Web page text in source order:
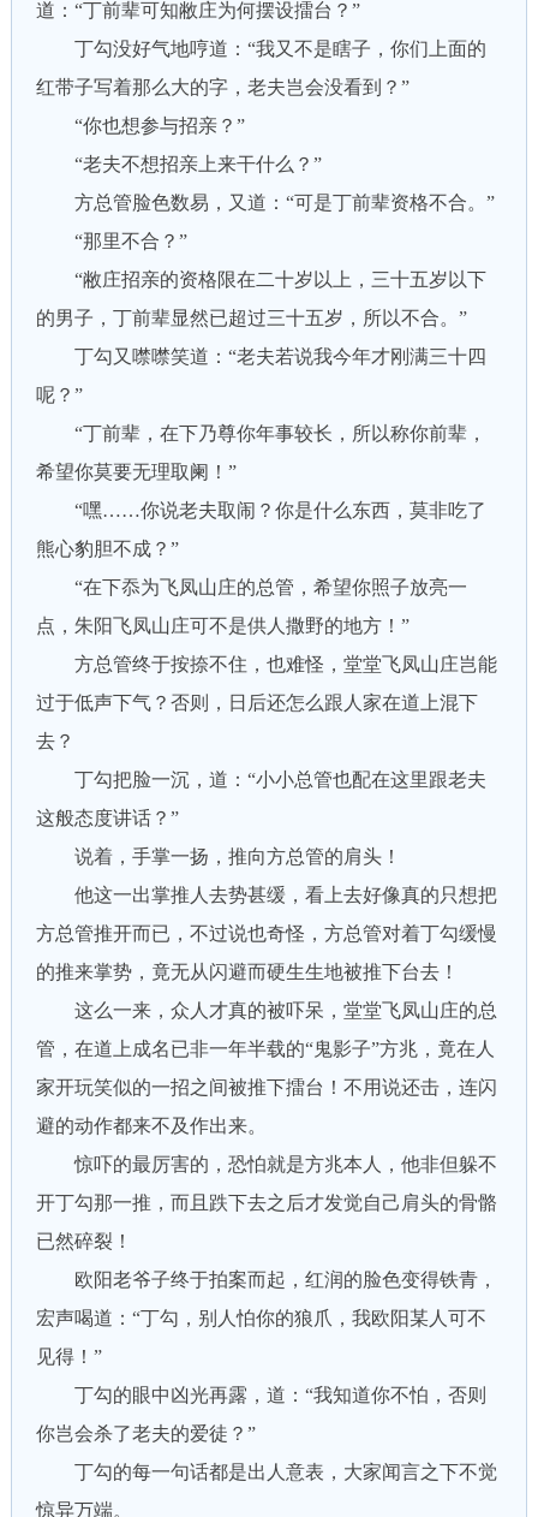
道：“丁前辈可知敝庄为何摆设擂台？”
丁勾没好气地哼道：“我又不是瞎子，你们上面的
红带子写着那么大的字，老夫岂会没看到？”
“你也想参与招亲？”
“老夫不想招亲上来干什么？”
方总管脸色数易，又道：“可是丁前辈资格不合。”
“那里不合？”
“敝庄招亲的资格限在二十岁以上，三十五岁以下
的男子，丁前辈显然已超过三十五岁，所以不合。”
丁勾又噤噤笑道：“老夫若说我今年才刚满三十四
呢？”
“丁前辈，在下乃尊你年事较长，所以称你前辈，
希望你莫要无理取阑！”
“嘿……你说老夫取闹？你是什么东西，莫非吃了
熊心豹胆不成？”
“在下忝为飞凤山庄的总管，希望你照子放亮一
点，朱阳飞凤山庄可不是供人撒野的地方！”
方总管终于按捺不住，也难怪，堂堂飞凤山庄岂能
过于低声下气？否则，日后还怎么跟人家在道上混下
去？
丁勾把脸一沉，道：“小小总管也配在这里跟老夫
这般态度讲话？”
说着，手掌一扬，推向方总管的肩头！
他这一出掌推人去势甚缓，看上去好像真的只想把
方总管推开而已，不过说也奇怪，方总管对着丁勾缓慢
的推来掌势，竟无从闪避而硬生生地被推下台去！
这么一来，众人才真的被吓呆，堂堂飞凤山庄的总
管，在道上成名已非一年半载的“鬼影子”方兆，竟在人
家开玩笑似的一招之间被推下擂台！不用说还击，连闪
避的动作都来不及作出来。
惊吓的最厉害的，恐怕就是方兆本人，他非但躲不
开丁勾那一推，而且跌下去之后才发觉自己肩头的骨骼
已然碎裂！
欧阳老爷子终于拍案而起，红润的脸色变得铁青，
宏声喝道：“丁勾，别人怕你的狼爪，我欧阳某人可不
见得！”
丁勾的眼中凶光再露，道：“我知道你不怕，否则
你岂会杀了老夫的爱徒？”
丁勾的每一句话都是出人意表，大家闻言之下不觉
惊异万端。